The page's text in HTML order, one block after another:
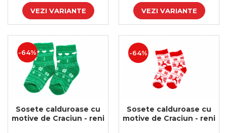
VEZI VARIANTE VEZI VARIANTE
-64%
Sosete calduroase cu
motive de Craciun - reni
-64%
Sosete calduroase cu
motive de Craciun - reni